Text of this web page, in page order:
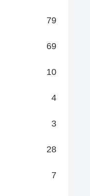
79
69
10
4
3
28
7